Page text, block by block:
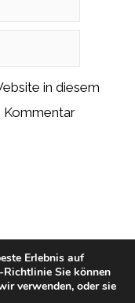
in diesem
Kommentar
-
Erlebnis auf
Richtlinie Sie können
verwenden, oder sie